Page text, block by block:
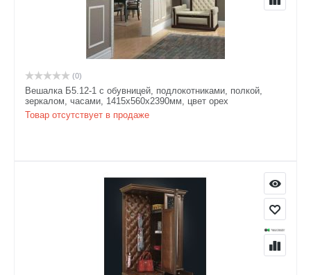
(0)
Вешалка Б5.12-1 с обувницей, подлокотниками, полкой,
зеркалом, часами, 1415х560х2390мм, цвет орех
Товар отсутствует в продаже